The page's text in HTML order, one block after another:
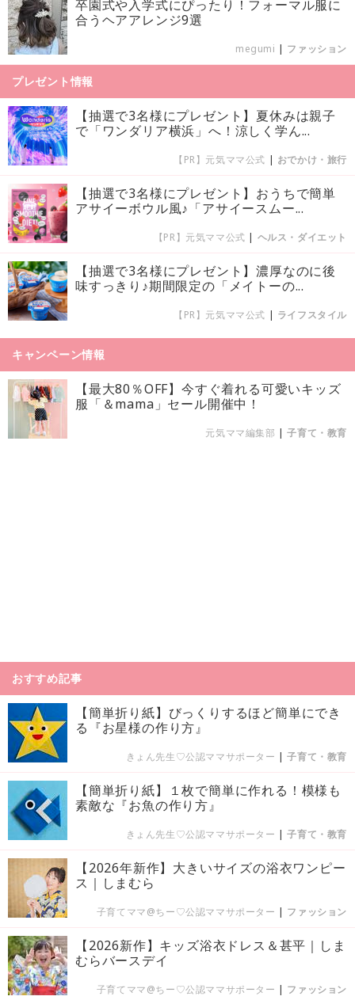
卒園式や入学式にぴったり！フォーマル服に
合うヘアアレンジ9選
megumi | ファッション
プレゼント情報
【抽選で3名様にプレゼント】夏休みは親子
で「ワンダリア横浜」へ！涼しく学ん...
【PR】元気ママ公式 | おでかけ・旅行
【抽選で3名様にプレゼント】おうちで簡単
アサイーボウル風♪「アサイースムー...
【PR】元気ママ公式 | ヘルス・ダイエット
【抽選で3名様にプレゼント】濃厚なのに後
味すっきり♪期間限定の「メイトーの...
【PR】元気ママ公式 | ライフスタイル
キャンペーン情報
【最大80％OFF】今すぐ着れる可愛いキッズ
服「＆mama」セール開催中！
元気ママ編集部 |子育て・教育
おすすめ記事
【簡単折り紙】びっくりするほど簡単にでき
る『お星様の作り方』
きょん先生♡公認ママサポーター |子育て・教育
【簡単折り紙】１枚で簡単に作れる！模様も
素敵な『お魚の作り方』
きょん先生♡公認ママサポーター |子育て・教育
【2026年新作】大きいサイズの浴衣ワンピー
ス｜しまむら
子育てママ@ちー♡公認ママサポーター | ファッション
【2026新作】キッズ浴衣ドレス＆甚平｜しま
むらバースデイ
子育てママ@ちー♡公認ママサポーター | ファッション